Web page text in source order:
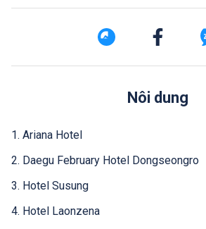
Nôi dung
1. Ariana Hotel
2. Daegu February Hotel Dongseongro
3. Hotel Susung
4. Hotel Laonzena